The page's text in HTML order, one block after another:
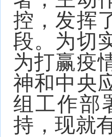
控，发挥
段。为切
为打赢疫
神和中央
组工作部
持，现就